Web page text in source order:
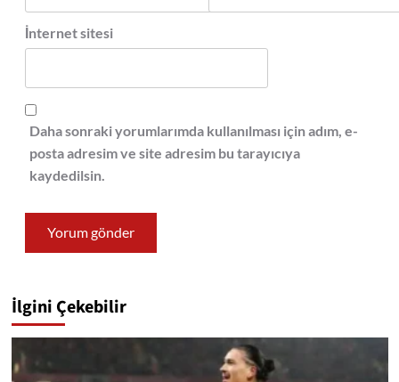
İnternet sitesi
Daha sonraki yorumlarımda kullanılması için adım, e-
posta adresim ve site adresim bu tarayıcıya
kaydedilsin.
İlgini Çekebilir